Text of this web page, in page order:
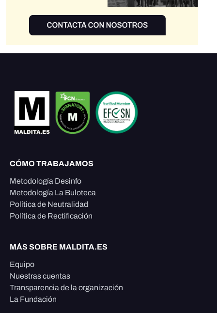
CÓMO TRABAJAMOS
Metodología Desinfo
Metodología La Buloteca
Política de Neutralidad
Política de Rectificación
MÁS SOBRE MALDITA.ES
Equipo
Nuestras cuentas
Transparencia de la organización
La Fundación